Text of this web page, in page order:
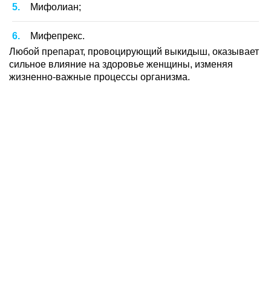
Мифолиан;
Мифепрекс.
Любой препарат, провоцирующий выкидыш, оказывает
сильное влияние на здоровье женщины, изменяя
жизненно-важные процессы организма.